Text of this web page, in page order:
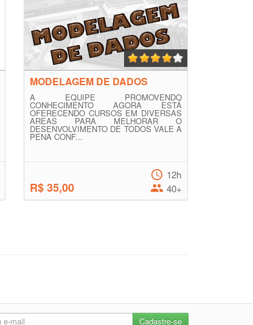
MODELAGEM DE DADOS
A EQUIPE PROMOVENDO
CONHECIMENTO AGORA ESTÁ
OFERECENDO CURSOS EM DIVERSAS
AREAS PARA MELHORAR O
DESENVOLVIMENTO DE TODOS VALE A
PENA CONF...
R$ 35,00
12h
40+